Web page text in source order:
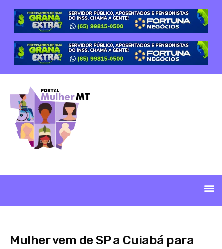
Mulher vem de SP a Cuiabá para